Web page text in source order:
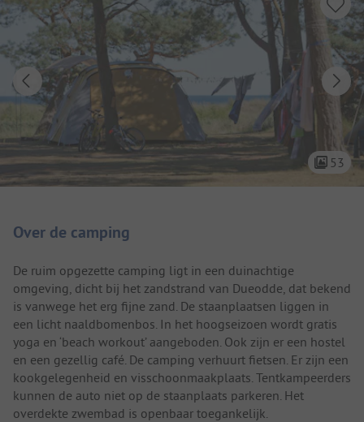
53
Over de camping
De ruim opgezette camping ligt in een duinachtige
omgeving, dicht bij het zandstrand van Dueodde, dat bekend
is vanwege het erg fijne zand. De staanplaatsen liggen in
een licht naaldbomenbos. In het hoogseizoen wordt gratis
yoga en ‘beach workout’ aangeboden. Ook zijn er een hostel
en een gezellig café. De camping verhuurt fietsen. Er zijn een
kookgelegenheid en visschoonmaakplaats. Tentkampeerders
kunnen de auto niet op de staanplaats parkeren. Het
overdekte zwembad is openbaar toegankelijk.